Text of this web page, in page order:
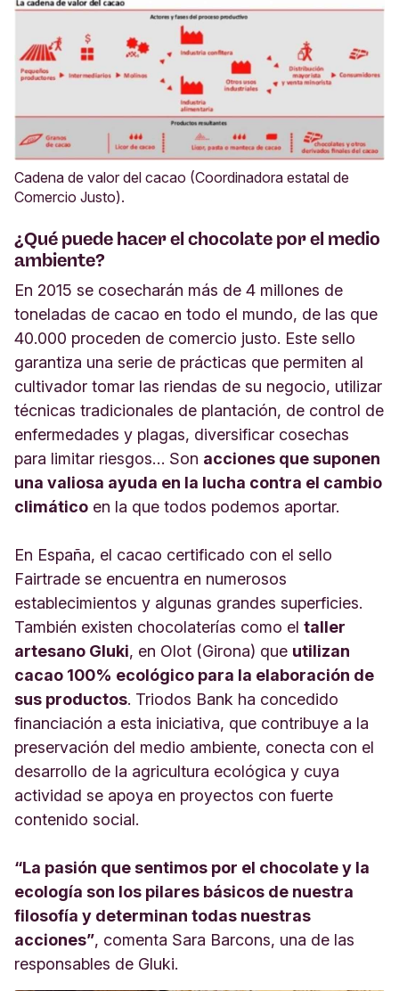
Cadena de valor del cacao (Coordinadora estatal de
Comercio Justo).
¿Qué puede hacer el chocolate por el medio
ambiente?
En 2015 se cosecharán más de 4 millones de
toneladas de cacao en todo el mundo, de las que
40.000 proceden de comercio justo. Este sello
garantiza una serie de prácticas que permiten al
cultivador tomar las riendas de su negocio, utilizar
técnicas tradicionales de plantación, de control de
enfermedades y plagas, diversificar cosechas
para limitar riesgos… Son acciones que suponen
una valiosa ayuda en la lucha contra el cambio
climático en la que todos podemos aportar.
En España, el cacao certificado con el sello
Fairtrade se encuentra en numerosos
establecimientos y algunas grandes superficies.
También existen chocolaterías como el taller
artesano Gluki, en Olot (Girona) que utilizan
cacao 100% ecológico para la elaboración de
sus productos. Triodos Bank ha concedido
financiación a esta iniciativa, que contribuye a la
preservación del medio ambiente, conecta con el
desarrollo de la agricultura ecológica y cuya
actividad se apoya en proyectos con fuerte
contenido social.
“La pasión que sentimos por el chocolate y la
ecología son los pilares básicos de nuestra
filosofía y determinan todas nuestras
acciones”, comenta Sara Barcons, una de las
responsables de Gluki.